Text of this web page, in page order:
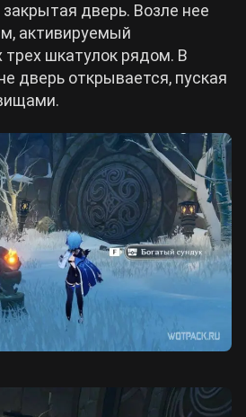
закрытая дверь. Возле нее
активируемый
шкатулок рядом. В
дверь открывается, пуская